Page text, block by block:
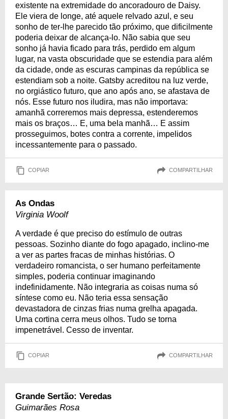
existente na extremidade do ancoradouro de Daisy.
Ele viera de longe, até aquele relvado azul, e seu
sonho de ter-lhe parecido tão próximo, que dificilmente
poderia deixar de alcança-lo. Não sabia que seu
sonho já havia ficado para trás, perdido em algum
lugar, na vasta obscuridade que se estendia para além
da cidade, onde as escuras campinas da república se
estendiam sob a noite. Gatsby acreditou na luz verde,
no orgiástico futuro, que ano após ano, se afastava de
nós. Esse futuro nos iludira, mas não importava:
amanhã correremos mais depressa, estenderemos
mais os braços… E, uma bela manhã… E assim
prosseguimos, botes contra a corrente, impelidos
incessantemente para o passado.
COPIAR COMPARTILHAR
As Ondas
Virginia Woolf
A verdade é que preciso do estímulo de outras
pessoas. Sozinho diante do fogo apagado, inclino-me
a ver as partes fracas de minhas histórias. O
verdadeiro romancista, o ser humano perfeitamente
simples, poderia continuar imaginando
indefinidamente. Não integraria as coisas numa só
síntese como eu. Não teria essa sensação
devastadora de cinzas frias numa grelha apagada.
Uma cortina cerra meus olhos. Tudo se torna
impenetrável. Cesso de inventar.
COPIAR COMPARTILHAR
Grande Sertão: Veredas
Guimarães Rosa